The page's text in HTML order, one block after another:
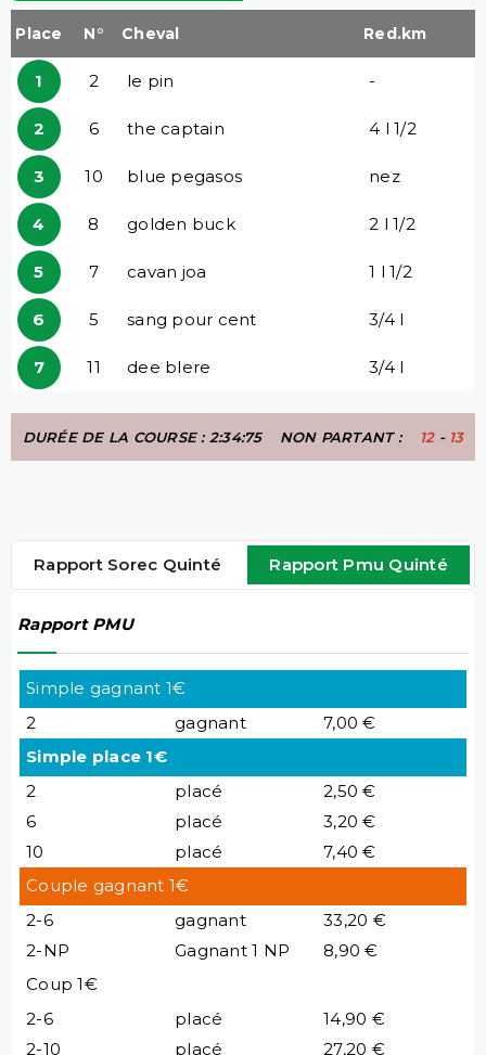
Place N° Cheval Red.km
1 2 le pin -
2 6 the captain 4 l 1/2
3 10 blue pegasos nez
4 8 golden buck 2 l 1/2
5 7 cavan joa 1 l 1/2
6 5 sang pour cent 3/4 l
7 11 dee blere 3/4 l
DURÉE DE LA COURSE : 2:34:75 NON PARTANT : 12- 13
Rapport Sorec Quinté Rapport Pmu Quinté
Rapport PMU
Simple gagnant 1€
2
gagnant
7,00 €
Simple place 1€
2
placé
2,50 €
6
placé
3,20 €
10
placé
7,40 €
Couple gagnant 1€
2-6
gagnant
33,20 €
2-NP
Gagnant 1 NP
8,90 €
Coup 1€
2-6
placé
14,90 €
2-10
placé 27,20 €